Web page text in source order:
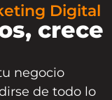
Digital
crece
negocio
de todo lo